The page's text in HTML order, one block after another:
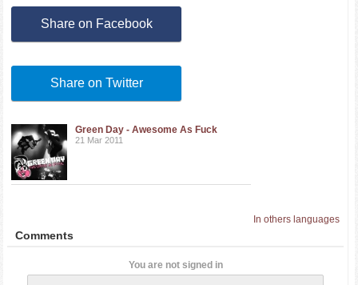
Share on Facebook
Share on Twitter
Green Day - Awesome As Fuck
21 Mar 2011
In others languages
Comments
You are not signed in